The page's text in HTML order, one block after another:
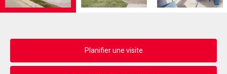
Planifier une visite